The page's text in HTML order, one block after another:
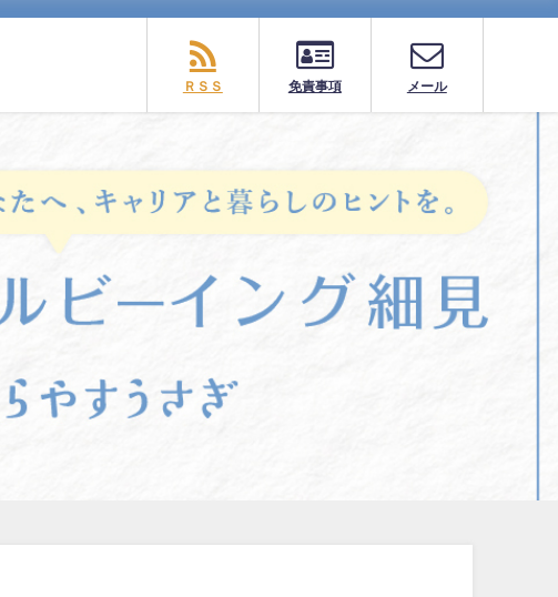
ＲＳＳ 免責事項 メール